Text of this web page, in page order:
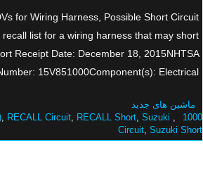
for Wiring Harness, Possible Short Circuit
list for a wiring harness that may short
Receipt Date: December 18, 2015NHTSA
15V851000Component(s): Electrical […]
ماشین های جدید
1000
RECALL Circuit RECALL Short Suzuki
Circuit Suzuki Short